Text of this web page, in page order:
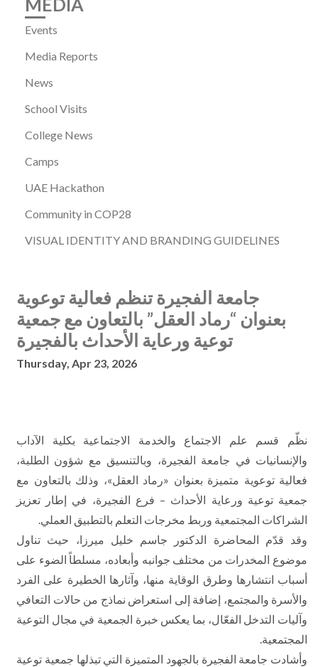
MEDIA
Events
Media Reports
News
School Visits
College News
Camps
UAE Hackathon
Community in COP28
VISUAL IDENTITY AND BRANDING GUIDELINES
جامعة الفجيرة تنظم فعالية توعوية
بعنوان “رماد العقل” بالتعاون مع جمعية
توعية ورعاية الأحداث بالفجيرة
Thursday, Apr 23, 2026
نظّم قسم علم الاجتماع والخدمة الاجتماعية بكلية الآداب
والإنسانيات في جامعة الفجيرة، وبالتنسيق مع شؤون الطلبة،
فعالية توعوية متميزة بعنوان «رماد العقل»، وذلك بالتعاون مع
جمعية توعية ورعاية الأحداث – فرع الفجيرة، في إطار تعزيز
الشراكات المجتمعية وربط مخرجات التعلم بالتطبيق العملي.
وقد قدّم المحاضرة الدكتور جاسم خليل ميرزا، حيث تناول
موضوع المخدرات من مختلف جوانبه وأبعاده، مسلطاً الضوء على
أسباب انتشارها وطرق الوقاية منها، وآثارها الخطيرة على الفرد
والأسرة والمجتمع، إضافة إلى استعراض نماذج من حالات التعافي
وآليات التدخل الفعّال، بما يعكس خبرة الجمعية في مجال التوعية
المجتمعية.
وأشادت جامعة الفجيرة بالجهود المتميزة التي تبذلها جمعية توعية